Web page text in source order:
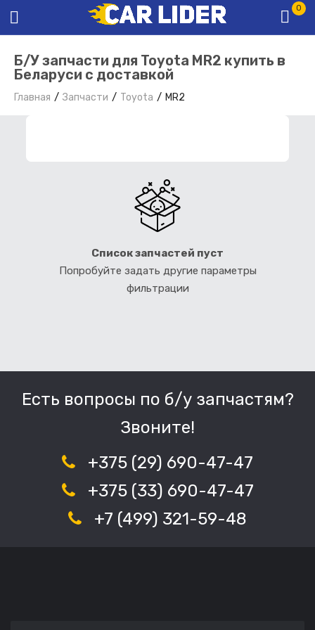
0
Б/У запчасти для Toyota MR2 купить в
Беларуси с доставкой
Главная Запчасти Toyota MR2
Список запчастей пуст
Попробуйте задать другие параметры
фильтрации
Есть вопросы по б/у запчастям?
Звоните!
+375 (29) 690-47-47
+375 (33) 690-47-47
+7 (499) 321-59-48